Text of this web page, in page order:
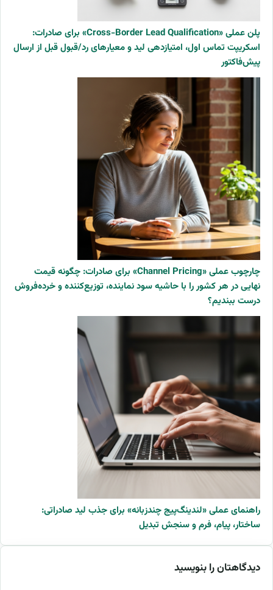
پلن عملی «Cross-Border Lead Qualification» برای صادرات:
اسکریپت تماس اول، امتیازدهی لید و معیارهای رد/قبول قبل از ارسال
پیش‌فاکتور
چارچوب عملی «Channel Pricing» برای صادرات: چگونه قیمت
نهایی در هر کشور را با حاشیه سود نماینده، توزیع‌کننده و خرده‌فروش
درست ببندیم؟
راهنمای عملی «لندینگ‌پیج چندزبانه» برای جذب لید صادراتی:
ساختار، پیام، فرم و سنجش تبدیل
دیدگاهتان را بنویسید